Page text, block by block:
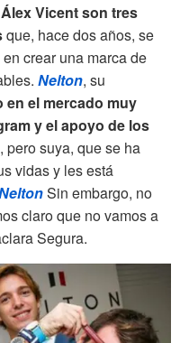
Vicent son tres
que, hace dos años, se
crear una marca de
Nelton, su
el mercado muy
y el apoyo de los
pero suya, que se ha
vidas y les está
Sin embargo, no
claro que no vamos a
Segura.